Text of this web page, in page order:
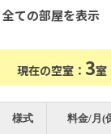
全ての部屋を表示
現在の空室： 3室
様式 料金/月(